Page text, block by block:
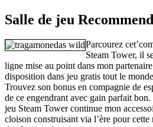
Salle de jeu
Parcourez
Steam Tower, il
ligne mise au point dans mon
disposition dans jeu gratis tout le
Trouvez son bonus en compagnie de
de ce engendrant avec gain parfait
jeu Steam Tower continue mon
cloison construisant via l’ère pour